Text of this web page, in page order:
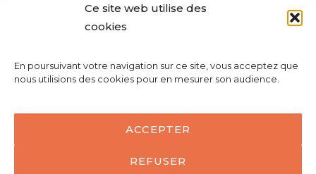
Ce site web utilise des
cookies
En poursuivant votre navigation sur ce site, vous acceptez que
nous utilisions des cookies pour en mesurer son audience.
ACCEPTER
REFUSER